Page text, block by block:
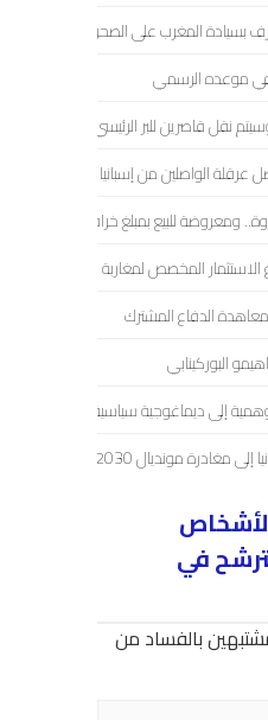
بسيادة المغرب على الصحراء
في موعده الرسمي
عرقلة الواصلين من إسبانيا
ومعروضة للبيع بمبلغ خرافي
المخصص لمغاربة العالم
الدفاع المشترك
البوركينابي
إلى ديماغوجية سياسية..!
مغادرة مونديال 2030
في
بالفساد من